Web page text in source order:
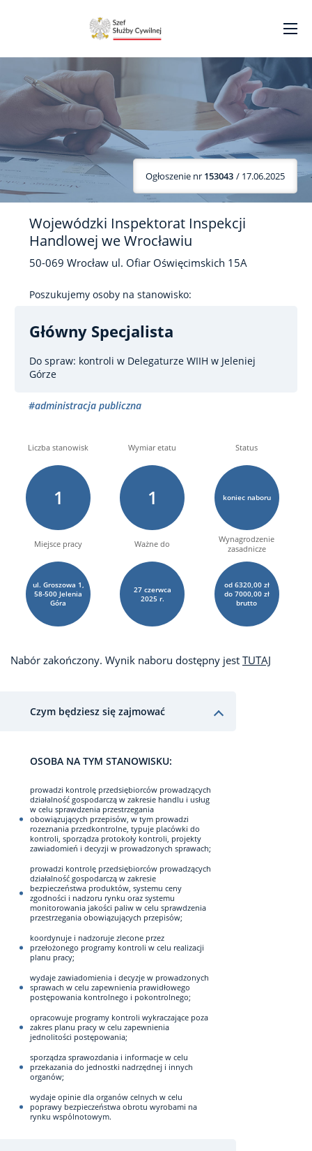
Ogłoszenie nr 153043 / 17.06.2025
Wojewódzki Inspektorat Inspekcji
Handlowej we Wrocławiu
50-069 Wrocław ul. Ofiar Oświęcimskich 15A
Poszukujemy osoby na stanowisko:
Główny Specjalista
Do spraw: kontroli w Delegaturze WIIH w Jeleniej
Górze
#administracja publiczna
Liczba stanowisk
1
Wymiar etatu
1
Status
koniec naboru
Miejsce pracy
ul. Groszowa 1,
58-500 Jelenia
Góra
Ważne do
27 czerwca
2025 r.
Wynagrodzenie
zasadnicze
od 6320,00 zł
do 7000,00 zł
brutto
Nabór zakończony. Wynik naboru dostępny jest TUTAJ
Czym będziesz się zajmować
OSOBA NA TYM STANOWISKU:
prowadzi kontrolę przedsiębiorców prowadzących
działalność gospodarczą w zakresie handlu i usług
w celu sprawdzenia przestrzegania
obowiązujących przepisów, w tym prowadzi
rozeznania przedkontrolne, typuje placówki do
kontroli, sporządza protokoły kontroli, projekty
zawiadomień i decyzji w prowadzonych sprawach;
prowadzi kontrolę przedsiębiorców prowadzących
działalność gospodarczą w zakresie
bezpieczeństwa produktów, systemu ceny
zgodności i nadzoru rynku oraz systemu
monitorowania jakości paliw w celu sprawdzenia
przestrzegania obowiązujących przepisów;
koordynuje i nadzoruje zlecone przez
przełożonego programy kontroli w celu realizacji
planu pracy;
wydaje zawiadomienia i decyzje w prowadzonych
sprawach w celu zapewnienia prawidłowego
postępowania kontrolnego i pokontrolnego;
opracowuje programy kontroli wykraczające poza
zakres planu pracy w celu zapewnienia
jednolitości postępowania;
sporządza sprawozdania i informacje w celu
przekazania do jednostki nadrzędnej i innych
organów;
wydaje opinie dla organów celnych w celu
poprawy bezpieczeństwa obrotu wyrobami na
rynku wspólnotowym.